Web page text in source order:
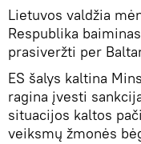
Lietuvos valdžia
Respublika
prasiveržti per
ES šalys kaltina
ragina įvesti
situacijos kaltos
veiksmų žmonės